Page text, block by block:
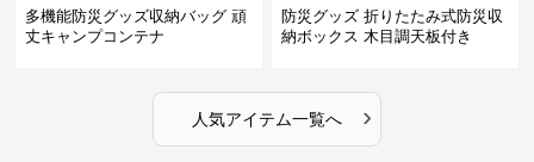
多機能防災グッズ収納バッグ 頑
丈キャンプコンテナ
防災グッズ 折りたたみ式防災収
納ボックス 木目調天板付き
人気アイテム一覧へ ›